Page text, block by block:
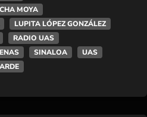
MOYA
LUPITA LÓPEZ GONZÁLEZ
RADIO UAS
SINALOA
UAS